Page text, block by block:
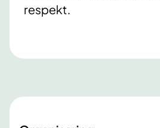
respekt.